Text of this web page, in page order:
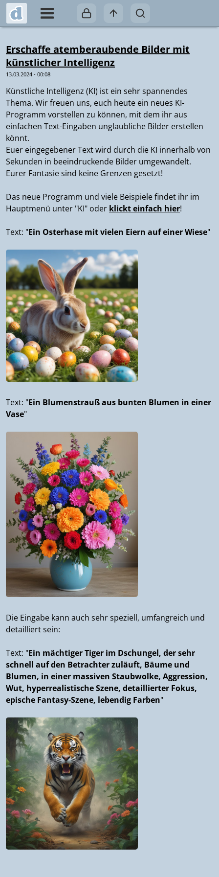
Erschaffe atemberaubende Bilder mit
künstlicher Intelligenz
13.03.2024 - 00:08
Künstliche Intelligenz (KI) ist ein sehr spannendes
Thema. Wir freuen uns, euch heute ein neues KI-
Programm vorstellen zu können, mit dem ihr aus
einfachen Text-Eingaben unglaubliche Bilder erstellen
könnt.
Euer eingegebener Text wird durch die KI innerhalb von
Sekunden in beeindruckende Bilder umgewandelt.
Eurer Fantasie sind keine Grenzen gesetzt!
Das neue Programm und viele Beispiele findet ihr im
Hauptmenü unter "KI" oder klickt einfach hier!
Text: "Ein Osterhase mit vielen Eiern auf einer Wiese"
Text: "Ein Blumenstrauß aus bunten Blumen in einer
Vase"
Die Eingabe kann auch sehr speziell, umfangreich und
detailliert sein:
Text: "Ein mächtiger Tiger im Dschungel, der sehr
schnell auf den Betrachter zuläuft, Bäume und
Blumen, in einer massiven Staubwolke, Aggression,
Wut, hyperrealistische Szene, detaillierter Fokus,
epische Fantasy-Szene, lebendig Farben"